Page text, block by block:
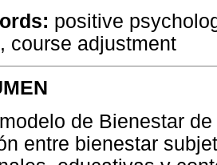
: positive
course adjustment
de Bienestar
entre bienestar